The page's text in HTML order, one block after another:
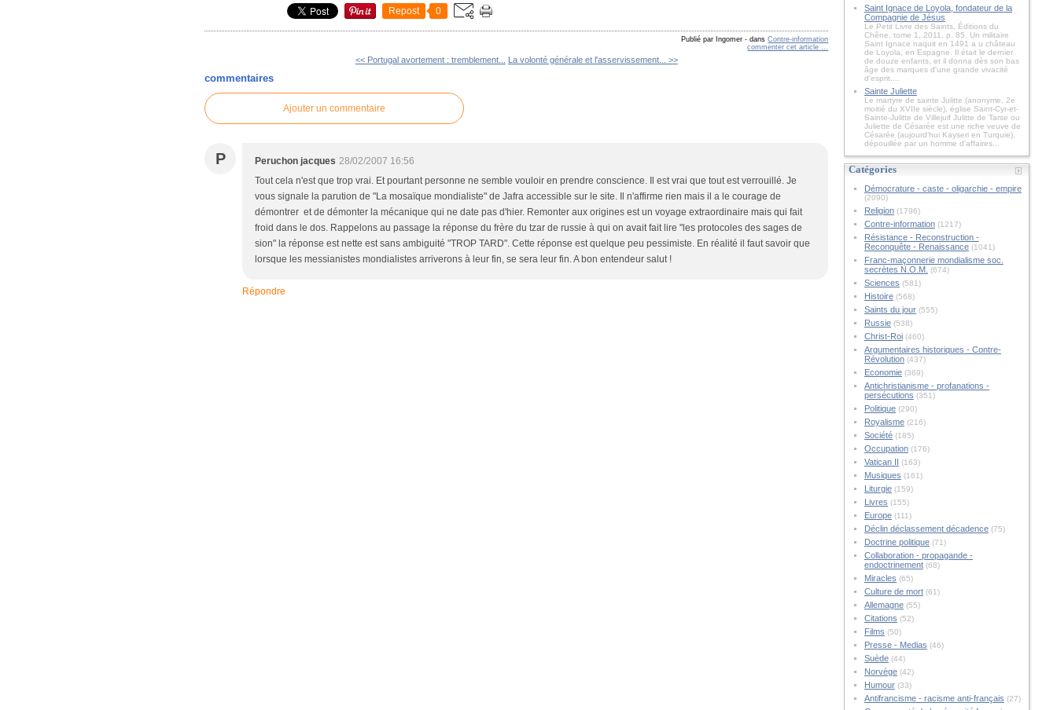
Repost 0
Publié par Ingomer - dansContre-information
commenter cet article
<< Portugal avortement : tremblement... La volonté générale et l'asservissement... >>
commentaires
Ajouter un commentaire
P Peruchon jacques 28/02/2007 16:56
Tout cela n'est que trop vrai. Et pourtant personne ne semble vouloir en prendre conscience. Il est vrai que tout est verrouillé. Je
vous signale la parution de "La mosaïque mondialiste" de Jafra accessible sur le site. Il n'affirme rien mais il a le courage de
démontrer et de démonter la mécanique qui ne date pas d'hier. Remonter aux origines est un voyage extraordinaire mais qui fait
froid dans le dos. Rappelons au passage la réponse du frère du tzar de russie à qui on avait fait lire "les protocoles des sages de
sion" la réponse est nette est sans ambiguité "TROP TARD". Cette réponse est quelque peu pessimiste. En réalité il faut savoir que
lorsque les messianistes mondialistes arriverons à leur fin, se sera leur fin. A bon entendeur salut !
Répondre
Saint Ignace de Loyola, fondateur de la
Compagnie de Jésus
Le Petit Livre des Saints, Éditions du
Chêne, tome 1, 2011, p. 85. Un militaire
Saint Ignace naquit en 1491 a u château
de Loyola, en Espagne. Il était le dernier
de douze enfants, et il donna dès son bas
âge des marques d'une grande vivacité
d'esprit....
Sainte Juliette
Le martyre de sainte Julitte (anonyme, 2e
moitié du XVIIe siècle), église Saint-Cyr-et-
Sainte-Julitte de Villejuif Julitte de Tarse ou
Juliette de Césarée est une riche veuve de
Césarée (aujourd'hui Kayseri en Turquie),
dépouillée par un homme d'affaires...
Catégories
Démocrature - caste - oligarchie - empire
(2090)
Religion(1796)
Contre-information(1217)
Résistance - Reconstruction -
Reconquête - Renaissance(1041)
Franc-maçonnerie mondialisme soc.
secrètes N.O.M. (674)
Sciences (581)
Histoire(568)
Saints du jour(555)
Russie(538)
Christ-Roi(460)
Argumentaires historiques - Contre-
Révolution(437)
Economie(369)
Antichristianisme - profanations -
persécutions (351)
Politique(290)
Royalisme(216)
Société(185)
Occupation(176)
Vatican II (163)
Musiques (161)
Liturgie(159)
Livres (155)
Europe(111)
Déclin déclassement décadence(75)
Doctrine politique(71)
Collaboration - propagande -
endoctrinement(68)
Miracles (65)
Culture de mort(61)
Allemagne(55)
Citations (52)
Films (50)
Presse - Medias (46)
Suède(44)
Norvège(42)
Humour(33)
Antifrancisme - racisme anti-français (27)